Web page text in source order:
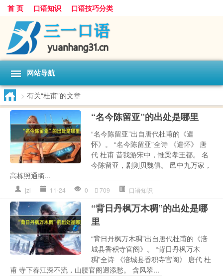
首 页 口语知识 口语技巧分类
网站导航
> 有关“杜甫”的文章
“名今陈留亚”的出处是哪里
“名今陈留亚”出自唐代杜甫的《遣
怀》。 “名今陈留亚”全诗 《遣怀》 唐
代 杜甫 昔我游宋中，惟梁孝王都。 名
今陈留亚，剧则贝魏俱。 邑中九万家，
高栋照通衢...
jzl 11-24 0 709 口语知识
“背日丹枫万木稠”的出处是哪
里
“背日丹枫万木稠”出自唐代杜甫的《涪
城县香积寺官阁》。 “背日丹枫万木
稠”全诗 《涪城县香积寺官阁》 唐代 杜
甫 寺下春江深不流，山腰官阁迥添愁。 含风翠...